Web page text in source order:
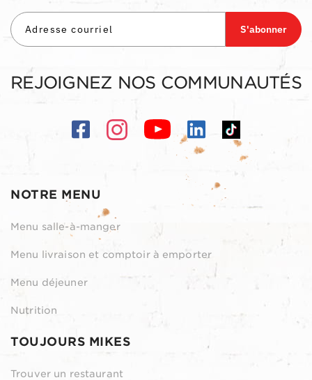
NOTRE MENU
Menu salle-à-manger
Menu livraison et comptoir à emporter
Menu déjeuner
Nutrition
TOUJOURS MIKES
Trouver un restaurant
S'abonner
REJOIGNEZ NOS COMMUNAUTÉS